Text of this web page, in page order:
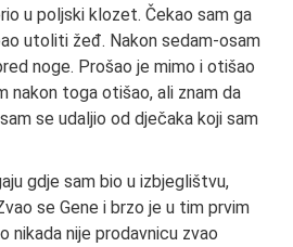
u poljski klozet. Čekao sam ga
utoliti žeđ. Nakon sedam-osam
noge. Prošao je mimo i otišao
nakon toga otišao, ali znam da
se udaljio od dječaka koji sam
gdje sam bio u izbjeglištvu,
se Gene i brzo je u tim prvim
nikada nije prodavnicu zvao